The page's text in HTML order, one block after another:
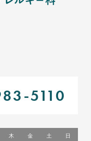
5110
木 金 土 日